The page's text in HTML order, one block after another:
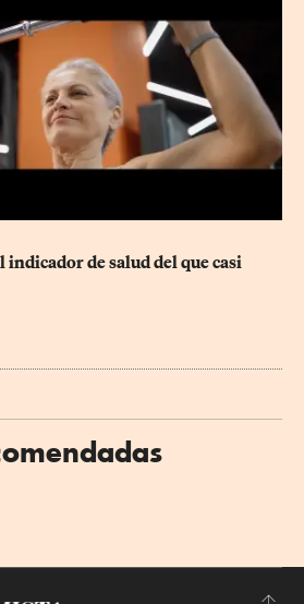
indicador de salud del que casi